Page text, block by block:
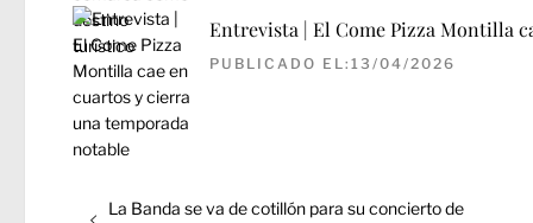
Entrevista | El Come Pizza Montilla
PUBLICADO EL:13/04/2026
Navegación
Entrada
La Banda se va de cotillón para su concierto de